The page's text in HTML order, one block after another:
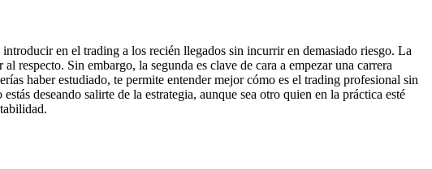
en el trading a los recién llegados sin incurrir en demasiado riesgo. La
respecto. Sin embargo, la segunda es clave de cara a empezar una carrera
haber estudiado, te permite entender mejor cómo es el trading profesional sin
deseando salirte de la estrategia, aunque sea otro quien en la práctica esté